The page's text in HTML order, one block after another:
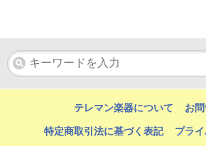
テレマン楽器について お
特定商取引法に基づく表記 プラ